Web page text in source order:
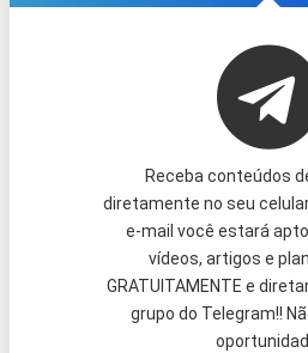
Receba conteúdos
diretamente no seu
e-mail você estará
vídeos, artigos e
GRATUITAMENTE e
grupo do Telegram!!